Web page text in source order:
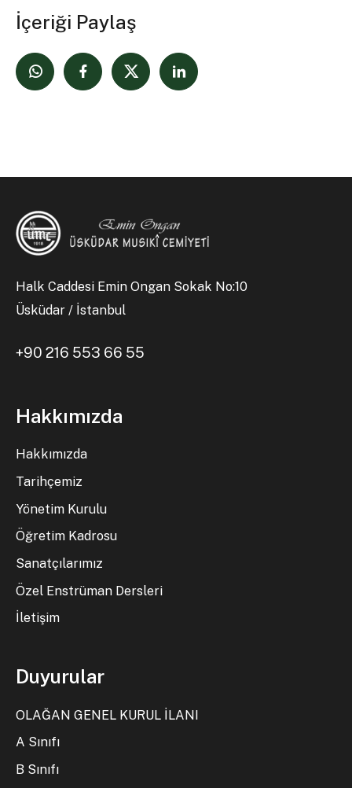
İçeriği Paylaş
Halk Caddesi Emin Ongan Sokak No:10
Üsküdar / İstanbul
+90 216 553 66 55
Hakkımızda
Hakkımızda
Tarihçemiz
Yönetim Kurulu
Öğretim Kadrosu
Sanatçılarımız
Özel Enstrüman Dersleri
İletişim
Duyurular
OLAĞAN GENEL KURUL İLANI
A Sınıfı
B Sınıfı